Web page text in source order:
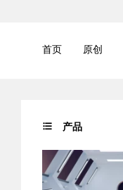
首页 原创
产品